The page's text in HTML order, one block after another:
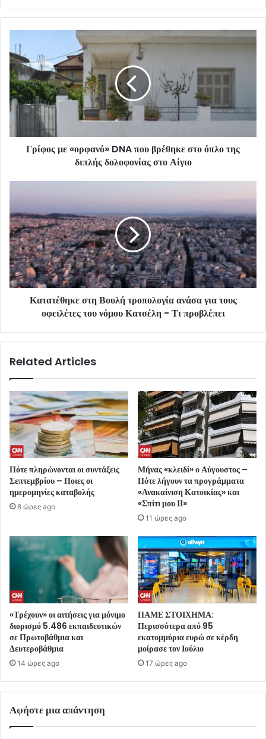
Γρίφος με «ορφανό» DNA που βρέθηκε στο όπλο της
διπλής δολοφονίας στο Αίγιο
Κατατέθηκε στη Βουλή τροπολογία ανάσα για τους
οφειλέτες του νόμου Κατσέλη - Τι προβλέπει
Related Articles
Πότε πληρώνονται οι συντάξεις
Σεπτεμβρίου – Ποιες οι
ημερομηνίες καταβολής
8 ώρες ago
Μήνας «κλειδί» ο Αύγουστος –
Πότε λήγουν τα προγράμματα
«Ανακαίνιση Κατοικίας» και
«Σπίτι μου ΙΙ»
11 ώρες ago
«Τρέχουν» οι αιτήσεις για μόνιμο
διορισμό 5.486 εκπαιδευτικών
σε Πρωτοβάθμια και
Δευτεροβάθμια
14 ώρες ago
ΠΑΜΕ ΣΤΟΙΧΗΜΑ:
Περισσότερα από 95
εκατομμύρια ευρώ σε κέρδη
μοίρασε τον Ιούλιο
17 ώρες ago
Αφήστε μια απάντηση